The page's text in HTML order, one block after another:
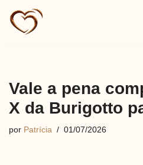
Pular
Vale a pena
X da Burigotto
por Patrícia 01/07/2026